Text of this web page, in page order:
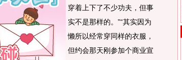
穿着上下了不少功夫，但事
实不是那样的。”“其实因为
懒所以经常穿同样的衣服，
但约会那天刚参加个商业宣